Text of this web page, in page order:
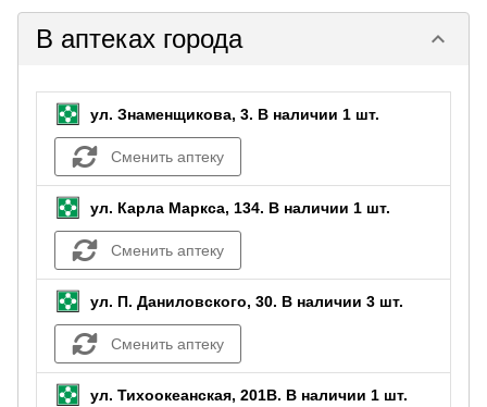
В аптеках города keyboard_arrow_down
ул. Знаменщикова, 3. В наличии 1 шт.
Сменить аптеку
ул. Карла Маркса, 134. В наличии 1 шт.
Сменить аптеку
ул. П. Даниловского, 30. В наличии 3 шт.
Сменить аптеку
ул. Тихоокеанская, 201В. В наличии 1 шт.